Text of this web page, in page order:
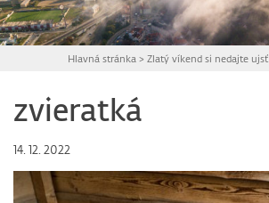
Hlavná stránka >Zlatý víkend si nedajte ujsť
zvieratká
14. 12. 2022